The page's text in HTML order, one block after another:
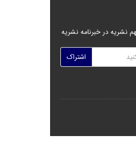
نشریه در خبرنامه نشریه
اشتراک